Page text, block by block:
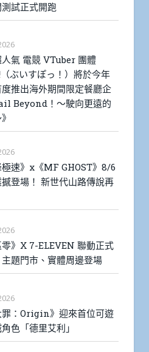
試正式開跑
人氣 電競 VTuber 團體
ぶいすぽっ！）將於今年
推出海外期間限定餐廳企
Beyond！～駛向更遠的
極速》x《MF GHOST》8/6
登場！ 新世代山路傳說再
零》X 7-ELEVEN 聯動正式
題門市、實體周邊登場
罪：Origin》迎來首位可遊
色「德里艾利」